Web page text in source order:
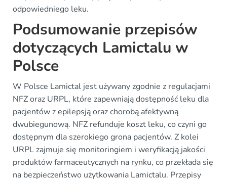
odpowiedniego leku.
Podsumowanie przepisów
dotyczących Lamictalu w
Polsce
W Polsce Lamictal jest używany zgodnie z regulacjami
NFZ oraz URPL, które zapewniają dostępność leku dla
pacjentów z epilepsją oraz chorobą afektywną
dwubiegunową. NFZ refunduje koszt leku, co czyni go
dostępnym dla szerokiego grona pacjentów. Z kolei
URPL zajmuje się monitoringiem i weryfikacją jakości
produktów farmaceutycznych na rynku, co przekłada się
na bezpieczeństwo użytkowania Lamictalu. Przepisy